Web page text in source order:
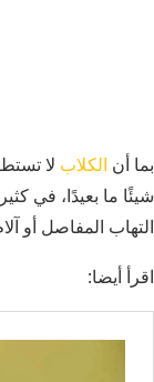
بما أن الكلاب لا
شيئًا ما بعيدًا، في
التهاب المفاصل أو
اقرأ أيضا: